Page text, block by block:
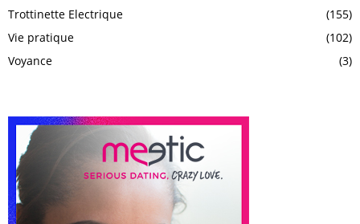
Trottinette Electrique
(155)
Vie pratique
(102)
Voyance
(3)